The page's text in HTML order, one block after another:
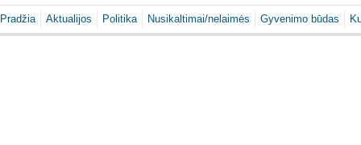
Pradžia Aktualijos Politika Nusikaltimai/nelaimės Gyvenimo būdas